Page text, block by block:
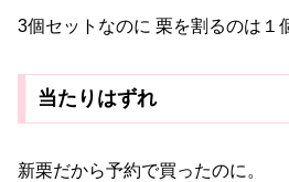
3個セットなのに 栗を割るのは１
当たりはずれ
新栗だから予約で買ったのに。